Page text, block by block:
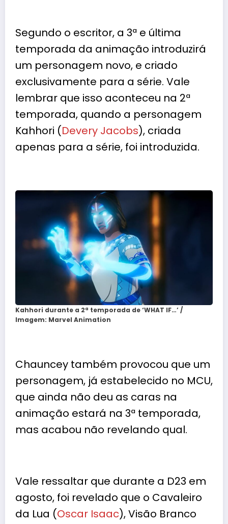
Segundo o escritor, a 3ª e última
temporada da animação introduzirá
um personagem novo, e criado
exclusivamente para a série. Vale
lembrar que isso aconteceu na 2ª
temporada, quando a personagem
Kahhori (Devery Jacobs), criada
apenas para a série, foi introduzida.
Kahhori durante a 2ª temporada de ‘WHAT IF…’ /
Imagem: Marvel Animation
Chauncey também provocou que um
personagem, já estabelecido no MCU,
que ainda não deu as caras na
animação estará na 3ª temporada,
mas acabou não revelando qual.
Vale ressaltar que durante a D23 em
agosto, foi revelado que o Cavaleiro
da Lua (Oscar Isaac), Visão Branco